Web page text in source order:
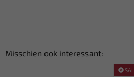
Misschien ook interessant: